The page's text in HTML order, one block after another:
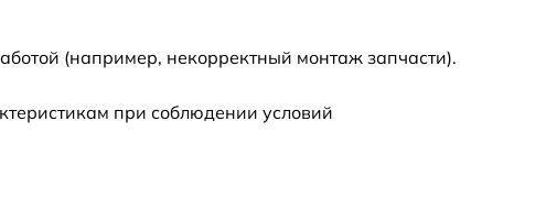
(например, некорректный монтаж запчасти).
при соблюдении условий